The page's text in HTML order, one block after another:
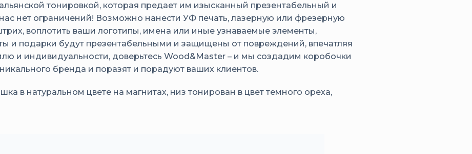
тонировкой, которая предает им изысканный презентабельный и
нет ограничений! Возможно нанести УФ печать, лазерную или фрезерную
воплотить ваши логотипы, имена или иные узнаваемые элементы,
и подарки будут презентабельными и защищены от повреждений, впечатляя
и индивидуальности, доверьтесь Wood&Master – и мы создадим коробочки
бренда и поразят и порадуют ваших клиентов.
в натуральном цвете на магнитах, низ тонирован в цвет темного ореха,